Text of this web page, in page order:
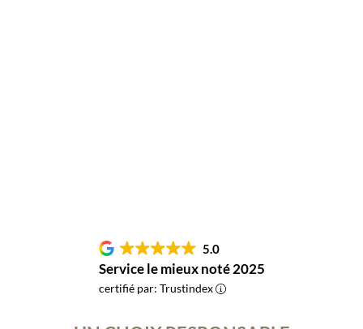
5.0
Service le mieux noté 2025
certifié par: Trustindex